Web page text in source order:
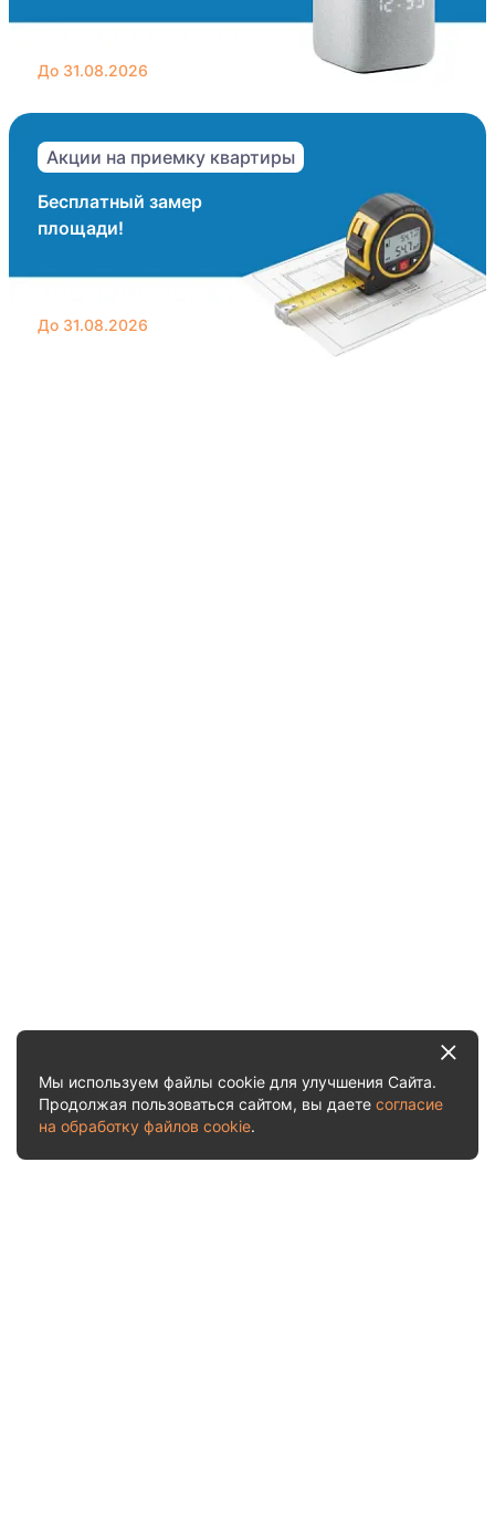
До 31.08.2026
Акции на приемку квартиры
Бесплатный замер
площади!
До 31.08.2026
Мы используем файлы cookie для улучшения Сайта.
Продолжая пользоваться сайтом, вы даете согласие
на обработку файлов cookie.